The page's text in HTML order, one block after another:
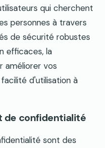
qui cherchent
personnes à travers
de sécurité robustes
efficaces, la
améliorer vos
d'utilisation à
de confidentialité
sont des